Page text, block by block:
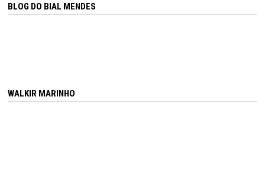
BLOG DO BIAL MENDES
WALKIR MARINHO